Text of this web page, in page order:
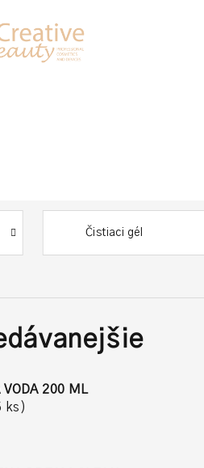
Čistiaci gél
VODA 200 ML
ks)